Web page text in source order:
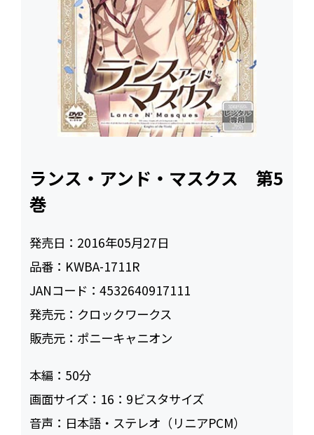
ランス・アンド・マスクス 第5
巻
発売日： 2016年05月27日
品番： KWBA-1711R
JANコード：4532640917111
発売元： クロックワークス
販売元： ポニーキャニオン
本編： 50
画面サイズ： 16：9ビスタサイズ
音声： 日本語・ステレオ（リニアPCM）